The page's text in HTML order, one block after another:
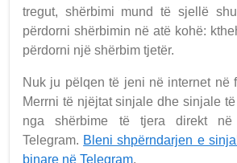
tregut, shërbimi mund të sjellë
përdorni shërbimin në atë kohë:
përdorni një shërbim tjetër.
Nuk ju pëlqen të jeni në internet në
Merrni të njëjtat sinjale dhe sinjale
nga shërbime të tjera direkt në
Telegram. Bleni shpërndarjen e
binare në Telegram.